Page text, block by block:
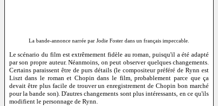
La bande-annonce narrée par Jodie Foster dans un français impeccable.
Le scénario du film est extrêmement fidèle au roman, puisqu'il a été adapté
par son propre auteur. Néanmoins, on peut observer quelques changements.
Certains paraissent être de purs détails (le compositeur préféré de Rynn est
Liszt dans le roman et Chopin dans le film, probablement parce que ça
devait être plus facile de trouver un enregistrement de Chopin bon marché
pour la bande son). D'autres changements sont plus intéressants, en ce qu'ils
modifient le personnage de Rynn.